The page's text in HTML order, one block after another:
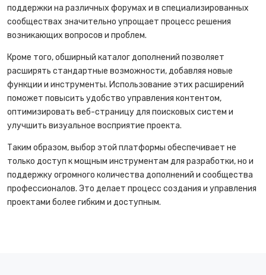
поддержки на различных форумах и в специализированных
сообществах значительно упрощает процесс решения
возникающих вопросов и проблем.
Кроме того, обширный каталог дополнений позволяет
расширять стандартные возможности, добавляя новые
функции и инструменты. Использование этих расширений
поможет повысить удобство управления контентом,
оптимизировать веб-страницу для поисковых систем и
улучшить визуальное восприятие проекта.
Таким образом, выбор этой платформы обеспечивает не
только доступ к мощным инструментам для разработки, но и
поддержку огромного количества дополнений и сообщества
профессионалов. Это делает процесс создания и управления
проектами более гибким и доступным.